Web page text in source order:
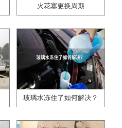
火花塞更换周期
玻璃水冻住了如何解决？